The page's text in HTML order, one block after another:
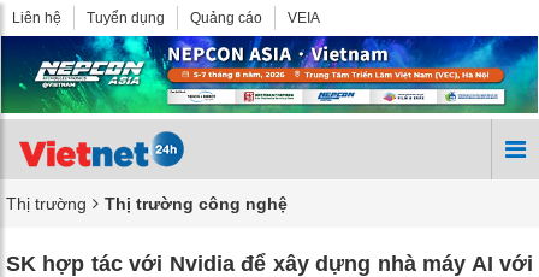
Liên hệ Tuyển dụng Quảng cáo VEIA
Thị trường Thị trường công nghệ
SK hợp tác với Nvidia để xây dựng nhà máy AI với